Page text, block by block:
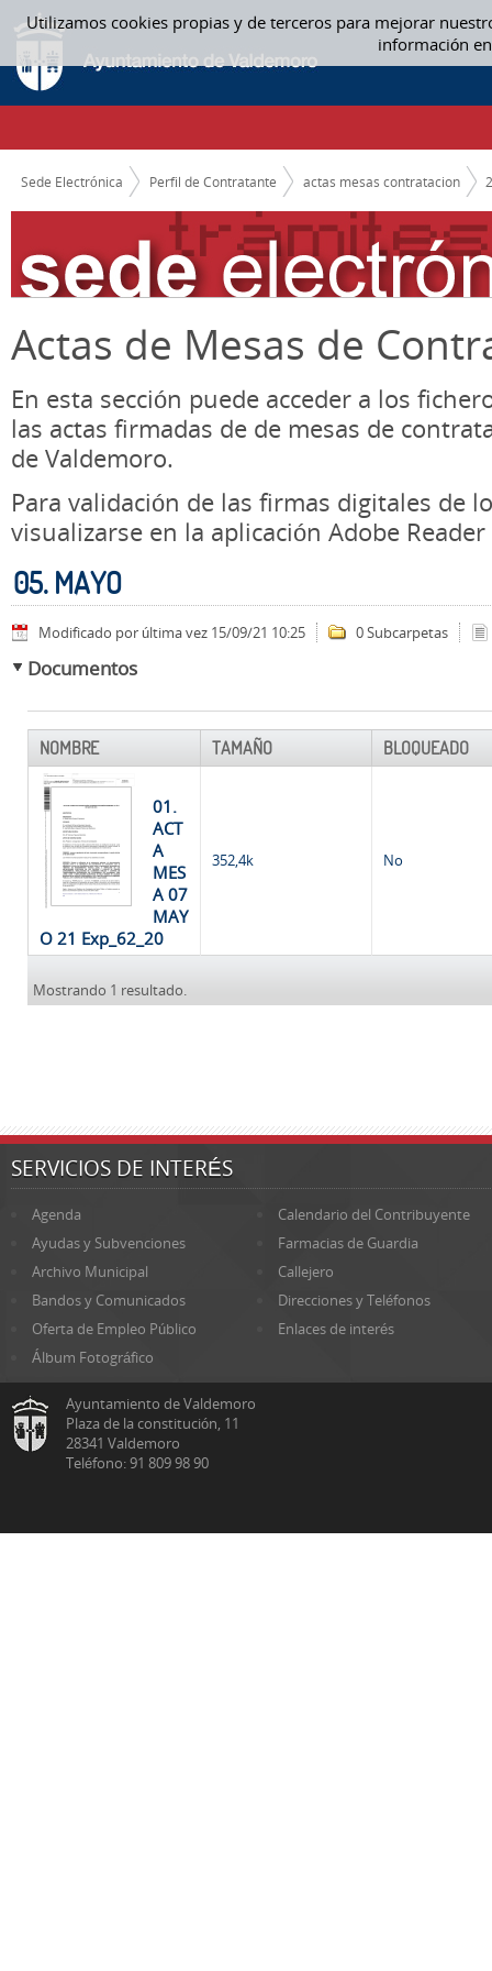
Utilizamos cookies propias y de terceros para mejorar
información
Saltar al contenido
05. MAYO - ACTAS MESAS CONTRATACION
CAMINO DE MIGAS
Sede Electrónica Perfil de Contratante actas mesas contratacion
Actas de Mesas de
En esta sección puede acceder a los
las actas firmadas de de mesas de
de Valdemoro.
Para validación de las firmas digitales de
visualizarse en la aplicación Adobe Reader
05. MAYO
Modificado por última vez 15/09/21 10:25 0 Subcarpetas
Documentos
NOMBRE TAMAÑO BLOQUEADO
01.
ACT
A
MES
A 07
MAY
O 21 Exp_62_20
352,4k No
Mostrando 1 resultado.
SERVICIOS DE INTERÉS
Agenda
Calendario del Contribuyente
Ayudas y Subvenciones
Farmacias de Guardia
Archivo Municipal
Callejero
Bandos y Comunicados
Direcciones y Teléfonos
Oferta de Empleo Público
Enlaces de interés
Álbum Fotográfico
Ayuntamiento de Valdemoro
Plaza de la constitución, 11
28341 Valdemoro
Teléfono: 91 809 98 90